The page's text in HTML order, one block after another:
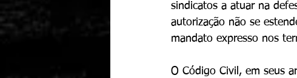
sindicatos a atuar na
autorização não se
mandato expresso nos
O Código Civil, em seus